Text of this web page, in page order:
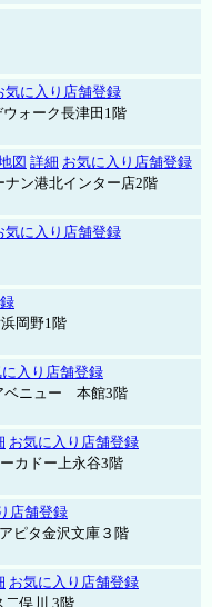
気に入り店舗登録
ォーク長津田1階
図 詳細 お気に入り店舗登録
ナン港北インター店2階
気に入り店舗登録
岡野1階
に入り店舗登録
ベニュー 本館3階
お気に入り店舗登録
カドー上永谷3階
店舗登録
ピタ金沢文庫３階
お気に入り店舗登録
二俣川 3階